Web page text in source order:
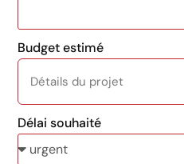
Budget estimé
Délai souhaité